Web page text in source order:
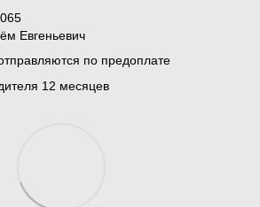
Евгеньевич
по предоплате
12 месяцев